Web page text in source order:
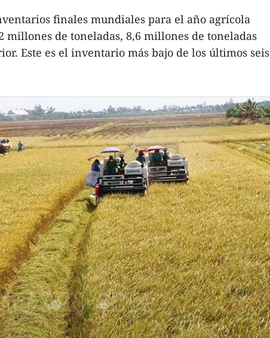
finales mundiales para el año agrícola
millones de toneladas, 8,6 millones de toneladas
Este es el inventario más bajo de los últimos seis